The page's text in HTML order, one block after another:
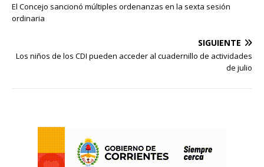
El Concejo sancionó múltiples ordenanzas en la sexta sesión
ordinaria
SIGUIENTE
Los niños de los CDI pueden acceder al cuadernillo de actividades
de julio